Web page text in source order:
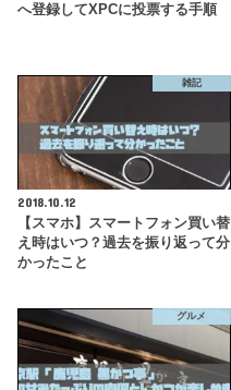
へ登録してXPCに投票する手順
雑記
2018.10.12
【スマホ】スマートフォン買い替
え時はいつ？過去を振り返って分
かったこと
グルメ